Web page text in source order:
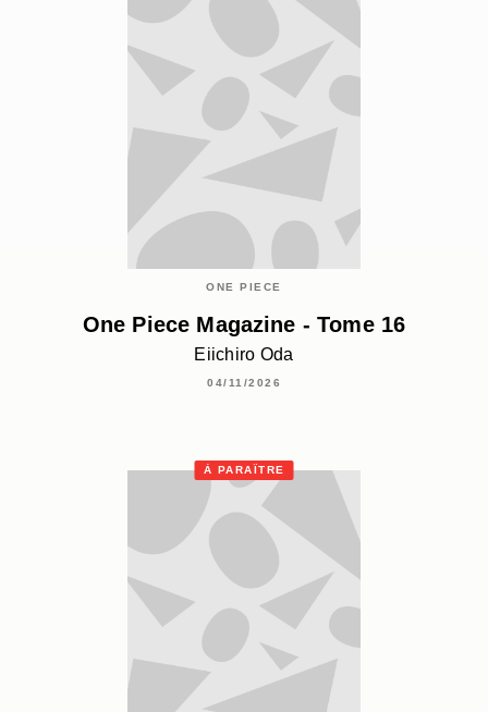
ONE PIECE
One Piece Magazine - Tome 16
Eiichiro Oda
04/11/2026
À PARAÎTRE